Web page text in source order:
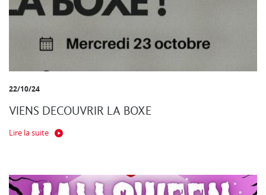
22/10/24
VIENS DECOUVRIR LA BOXE
Lire la suite